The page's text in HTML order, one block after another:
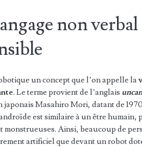
non verbal
un concept que l’on appelle la
. Le terme provient de l’anglais
japonais Masahiro Mori, datant de
est similaire à un être humain,
monstrueuses. Ainsi, beaucoup de
artificiel que devant un robot